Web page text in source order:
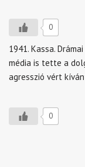
0
1941. Kassa.
média is tette a
agresszió vért
0